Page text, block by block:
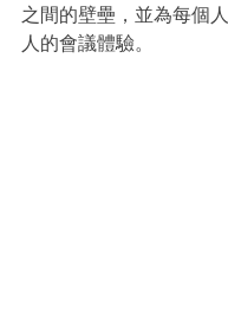
之間的壁壘，並為每個
人的會議體驗。